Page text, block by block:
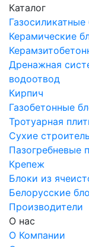
Каталог
Газосиликатные
Керамические
Дренажная
водоотвод
Кирпич
Газобетонные
Тротуарная
Сухие
Пазогребневые
Крепеж
Блоки из
Белорусские
Производители
О нас
О Компании